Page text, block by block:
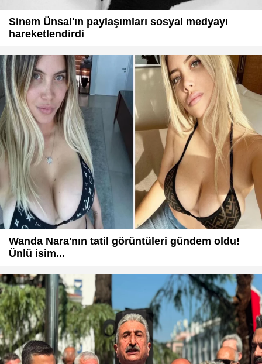
Sinem Ünsal'ın paylaşımları sosyal medyayı
hareketlendirdi
Wanda Nara'nın tatil görüntüleri gündem oldu!
Ünlü isim...